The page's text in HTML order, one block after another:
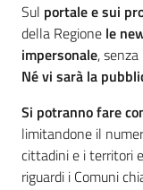
Sul portale e sui
della Regione le
impersonale,
Né vi sarà la
Si potranno fare
limitandone il
cittadini e i territori
riguardi i Comuni